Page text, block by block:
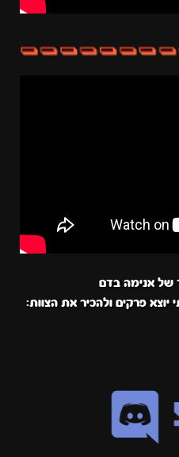
של אנימה בדם
פרקים ולהכיר את הצוות: